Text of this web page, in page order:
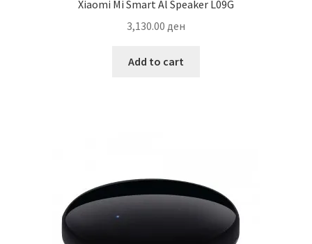
Xiaomi Mi Smart Al Speaker L09G
3,130.00 ден
Add to cart